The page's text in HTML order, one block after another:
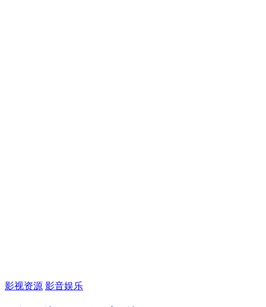
影视资源 影音娱乐